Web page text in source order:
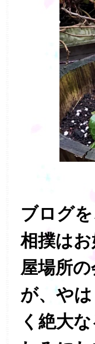
ブログ
相撲は
屋場所
が、や
く絶大